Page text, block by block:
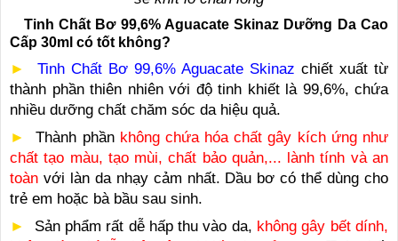
Tinh Chất Bơ 99,6% Aguacate Skinaz Dưỡng Da Cao
Cấp 30ml có tốt không?
► Tinh Chất Bơ 99,6% Aguacate Skinaz chiết xuất từ
thành phần thiên nhiên với độ tinh khiết là 99,6%, chứa
nhiều dưỡng chất chăm sóc da hiệu quả.
►
Thành phầnkhông chứa hóa chất gây kích ứng như
chất tạo màu, tạo mùi, chất bảo quản,... lành tính và an
toàn với làn da nhạy cảm nhất. Dầu bơ có thể dùng cho
trẻ em hoặc bà bầu sau sinh.
►
Sản phẩm rất dễ hấp thu vào da, không gây bết dính,